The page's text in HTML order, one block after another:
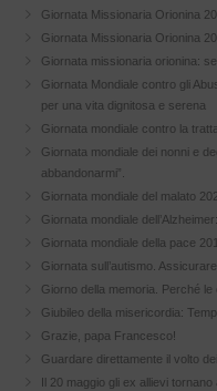
Giornata Missionaria Orionina
Giornata Missionaria Orionina
Giornata missionaria orionina:
Giornata Mondiale contro gli
per una vita dignitosa e serena
Giornata mondiale contro la
Giornata mondiale dei nonni e
abbandonarmi”.
Giornata mondiale del malato
Giornata mondiale
Giornata mondiale della pace
Giornata sull’autismo.
Giorno della memoria. Perché le
Giubileo della misericordia:
Grazie, papa Francesco!
Guardare direttamente il volto
Il 20 maggio gli ex allievi